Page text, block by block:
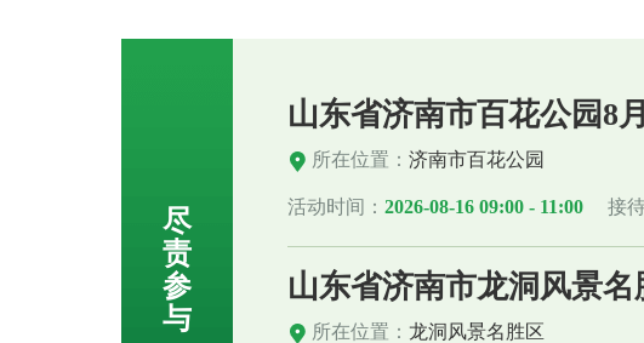
尽
责
参
与
山东省济南市百花公园8
所在位置： 济南市百花公园
活动时间： 2026-08-16 09:00 - 11:00 接
山东省济南市龙洞风景
所在位置： 龙洞风景名胜区